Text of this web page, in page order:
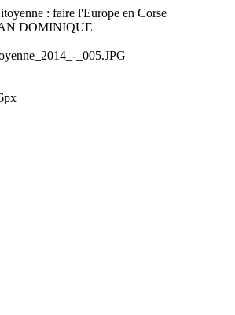
: faire l'Europe en Corse
DOMINIQUE
_005.JPG